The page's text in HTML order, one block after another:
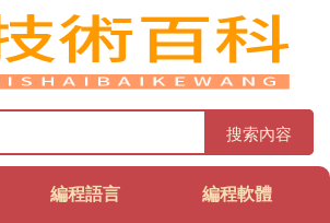
搜索內容
編程語言 編程軟體